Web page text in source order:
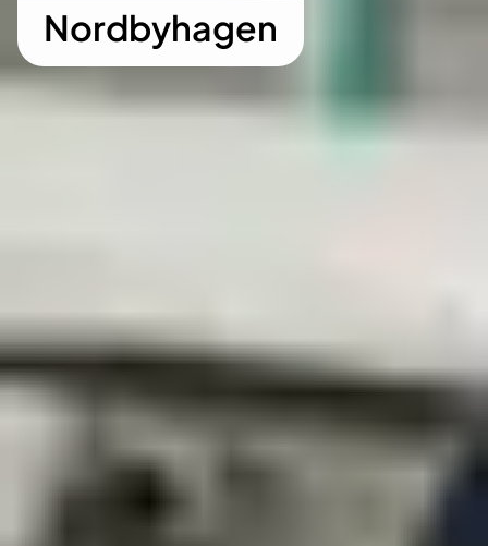
Nordbyhagen